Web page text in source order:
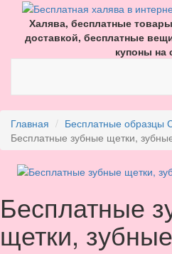
Халява, бесплатные
доставкой, бесплатные
купоны на
Главная Бесплатные образцы
Бесплатные зубные щетки,
Бесплатные
щетки,